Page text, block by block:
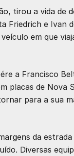
tirou a vida de
Friedrich e Ivan
em que
a Francisco
placas de Nova
para a sua
da estrada
Diversas